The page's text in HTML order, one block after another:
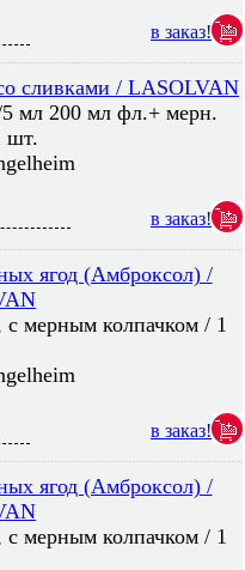
в заказ!
сливками / LASOLVAN
мл 200 мл фл.+ мерн.
шт.
в заказ!
ягод (Амброксол) /
мерным колпачком / 1
в заказ!
ягод (Амброксол) /
мерным колпачком / 1